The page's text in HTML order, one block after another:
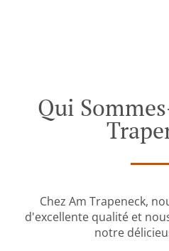
Qui
Chez Am Trapeneck,
d'excellente qualité et
notre